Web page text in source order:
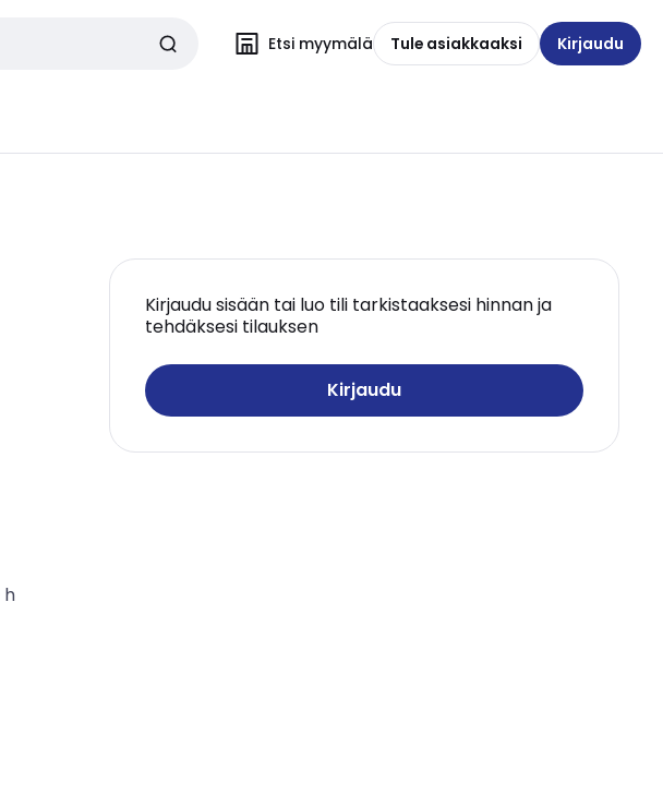
Etsi myymälä Tule asiakkaaksi Kirjaudu
Kirjaudu sisään tai luo tili tarkistaaksesi hinnan ja
tehdäksesi tilauksen
Kirjaudu
h